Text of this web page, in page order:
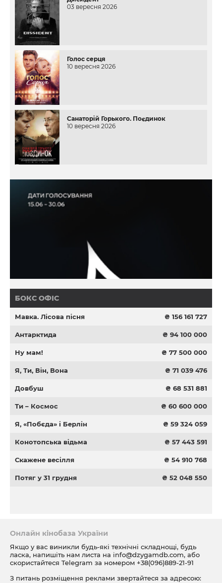
03 вересня 2026
Голос серця
10 вересня 2026
Санаторій Горького. Поєдинок
10 вересня 2026
БОКС ОФІС
Мавка. Лісова пісня ₴ 156 161 727
Антарктида ₴ 94 100 000
Ну мам! ₴ 77 500 000
Я, Ти, Він, Вона ₴ 71 039 476
Довбуш ₴ 68 531 881
Ти – Космос ₴ 60 600 000
Я, «Побєда» і Берлін ₴ 59 324 059
Конотопська відьма ₴ 57 443 591
Скажене весілля ₴ 54 910 768
Потяг у 31 грудня ₴ 52 048 550
Онлайн кінобаза України
Якщо у вас виникли будь-які технічні складнощі, будь
ласка, напишіть нам листа на info@dzygamdb.com, або
скористайтеся Telegram за номером +38(096)889-21-91
З питань розміщення реклами звертайтеся за адресою: